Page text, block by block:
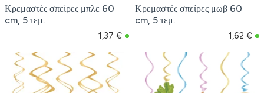
Κρεμαστές σπείρες μπλε 60
cm, 5 τεμ.
1,37 €
Κρεμαστές σπείρες μωβ 60
cm, 5 τεμ.
1,62 €